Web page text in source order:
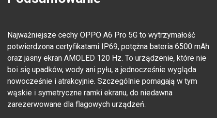
Najważniejsze cechy OPPO A6 Pro 5G to wytrzymałość
potwierdzona certyfikatami IP69, potężna bateria 6500 mAh
oraz jasny ekran AMOLED 120 Hz. To urządzenie, które nie
boi się upadków, wody ani pyłu, a jednocześnie wygląda
nowocześnie i atrakcyjnie. Szczególnie pomagają w tym
wąskie i symetryczne ramki ekranu, do niedawna
zarezerwowane dla flagowych urządzeń.